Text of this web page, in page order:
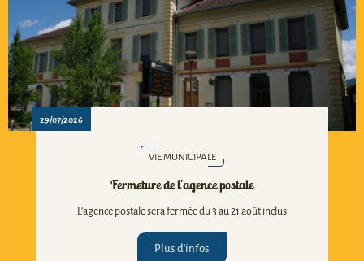
29/07/2026
VIE MUNICIPALE
Fermeture de l'agence postale
L'agence postale sera fermée du 3 au 21 août inclus
Plus d'infos